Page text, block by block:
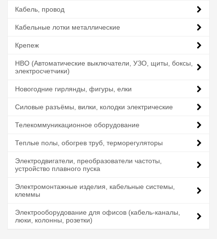
Кабель, провод
Кабельные лотки металлические
Крепеж
НВО (Автоматические выключатели, УЗО, щиты, боксы,
электросчетчики)
Новогодние гирлянды, фигуры, елки
Силовые разъёмы, вилки, колодки электрические
Телекоммуникационное оборудование
Теплые полы, обогрев труб, терморегуляторы
Электродвигатели, преобразователи частоты,
устройство плавного пуска
Электромонтажные изделия, кабельные системы,
клеммы
Электрооборудование для офисов (кабель-каналы,
люки, колонны, розетки)